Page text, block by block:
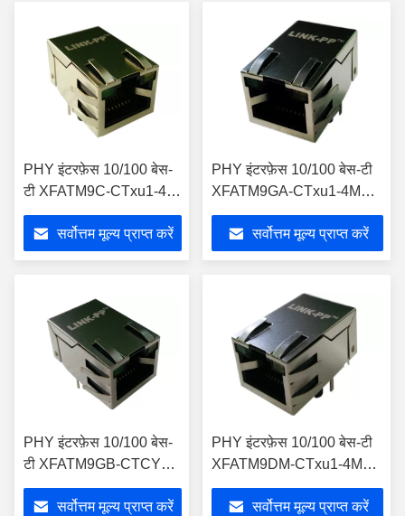
PHY इंटरफ़ेस 10/100 बेस-
टी XFATM9C-CTxu1-4M
चुंबकीय आरजे 45 कनेक्टर
सर्वोत्तम मूल्य प्राप्त करें
PHY इंटरफ़ेस 10/100 बेस-टी
XFATM9GA-CTxu1-4M
चुंबकीय आरजे 45 कनेक्टर
सर्वोत्तम मूल्य प्राप्त करें
PHY इंटरफ़ेस 10/100 बेस-
टी XFATM9GB-CTCY1-4
चुंबकीय आरजे 45 कनेक्टर
सर्वोत्तम मूल्य प्राप्त करें
PHY इंटरफ़ेस 10/100 बेस-टी
XFATM9DM-CTxu1-4M
चुंबकीय आरजे 45 कनेक्टर
सर्वोत्तम मूल्य प्राप्त करें